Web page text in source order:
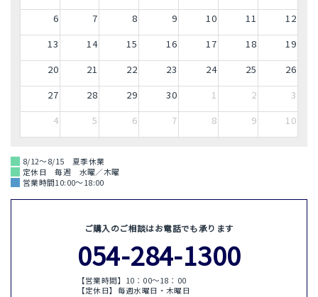
6
7 8 9 10 11
12
13
14 15 16 17 18
19
20
21 22 23 24 25
26
27
28 29 30 1 2
3
4
5 6 7 8 9 10
8/12～8/15 夏季休業
定休日 毎週 水曜／木曜
営業時間10:00～18:00
ご購入のご相談はお電話でも承ります
054-284-1300
【営業時間】10：00〜18：00
【定休日】毎週水曜日・木曜日